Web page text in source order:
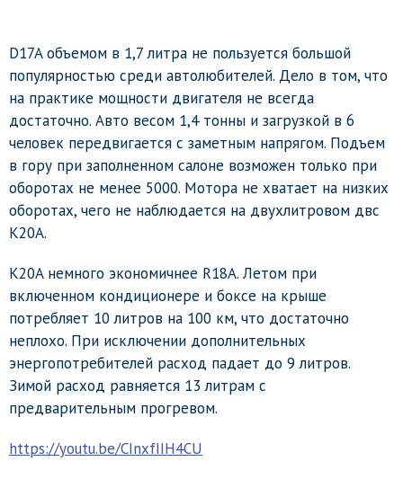
D17A объемом в 1,7 литра не пользуется большой
популярностью среди автолюбителей. Дело в том, что
на практике мощности двигателя не всегда
достаточно. Авто весом 1,4 тонны и загрузкой в 6
человек передвигается с заметным напрягом. Подъем
в гору при заполненном салоне возможен только при
оборотах не менее 5000. Мотора не хватает на низких
оборотах, чего не наблюдается на двухлитровом двс
K20A.
K20A немного экономичнее R18A. Летом при
включенном кондиционере и боксе на крыше
потребляет 10 литров на 100 км, что достаточно
неплохо. При исключении дополнительных
энергопотребителей расход падает до 9 литров.
Зимой расход равняется 13 литрам с
предварительным прогревом.
https://youtu.be/CInxfIIH4CU